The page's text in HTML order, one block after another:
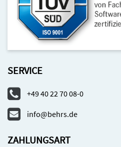
SERVICE
+49 40 22 70 08-0
info@behrs.de
ZAHLUNGSART